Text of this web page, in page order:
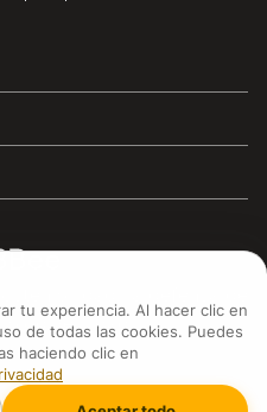
la defensa de
biodiversidad
14, 20159, Milano (MI)
tu experiencia. Al hacer clic en
de todas las cookies. Puedes
haciendo clic en